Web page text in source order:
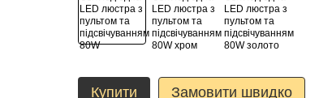
Купити Замовити швидко